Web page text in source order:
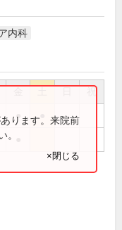
内科
祝
●
ります。来院前
。
×閉じる